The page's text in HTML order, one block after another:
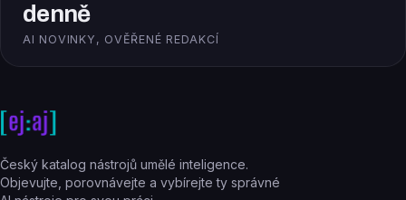
denně
AI NOVINKY, OVĚŘENÉ REDAKCÍ
Český katalog nástrojů umělé inteligence.
Objevujte, porovnávejte a vybírejte ty správné